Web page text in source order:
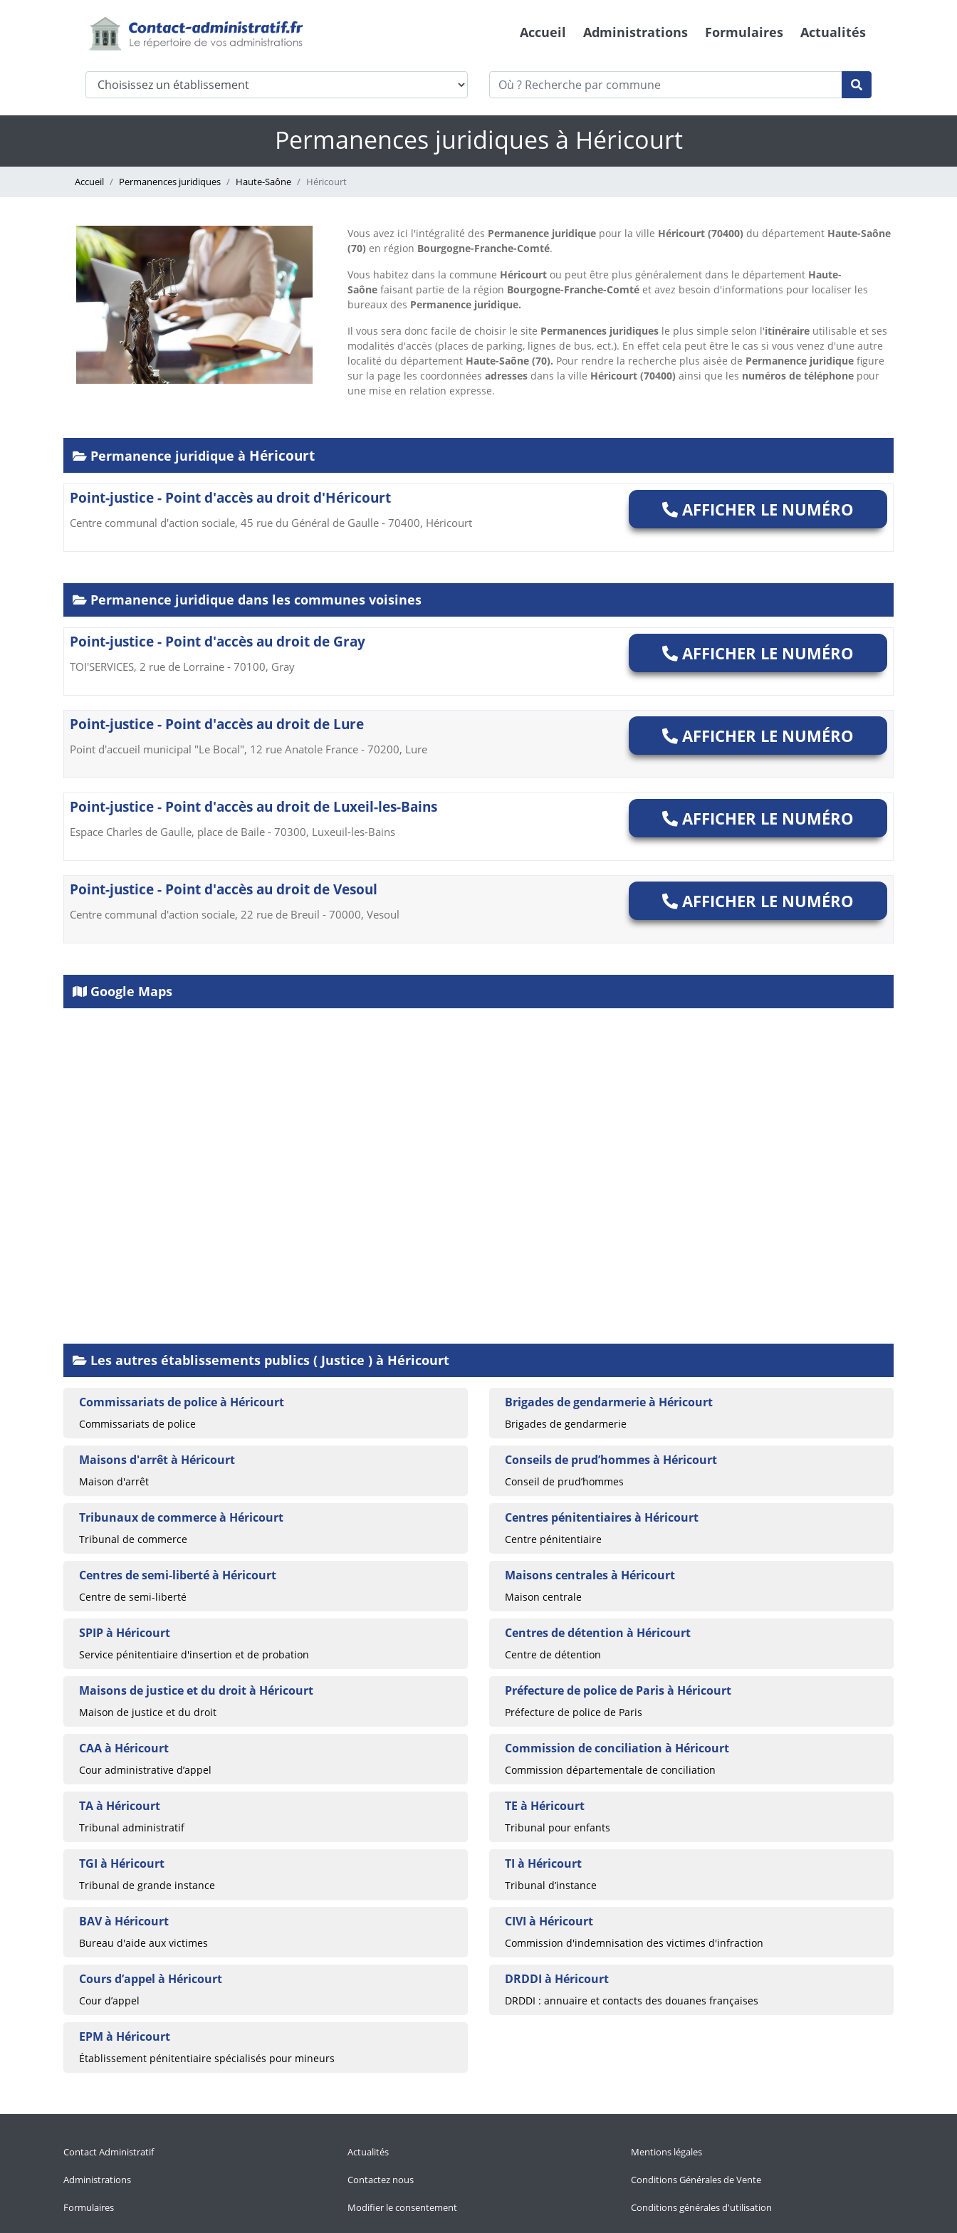
Accueil Administrations Formulaires Actualités
Permanences juridiques à Héricourt
Accueil Permanences juridiques Haute-Saône Héricourt
Vous avez ici l'intégralité des Permanence juridiquepour la ville Héricourt (70400) du départementHaute-Saône
(70) en région Bourgogne-Franche-Comté.
Vous habitez dans la commune Héricourt ou peut être plus généralement dans le département Haute-
Saône faisant partie de la région Bourgogne-Franche-Comté et avez besoin d'informations pour localiser les
bureaux des Permanence juridique.
Il vous sera donc facile de choisir le site Permanences juridiquesle plus simple selon l'itinéraireutilisable et ses
modalités d'accès (places de parking, lignes de bus, ect.). En effet cela peut être le cas si vous venez d'une autre
localité du département Haute-Saône (70). Pour rendre la recherche plus aisée de Permanence juridiquefigure
sur la page les coordonnées adressesdans la ville Héricourt (70400) ainsi que les numéros de téléphonepour
une mise en relation expresse.
Permanence juridique à Héricourt
Point-justice - Point d'accès au droit d'Héricourt
Centre communal d'action sociale, 45 rue du Général de Gaulle - 70400, Héricourt
AFFICHER LE NUMÉRO
Permanence juridique dans les communes voisines
Point-justice - Point d'accès au droit de Gray
TOI'SERVICES, 2 rue de Lorraine - 70100, Gray
AFFICHER LE NUMÉRO
Point-justice - Point d'accès au droit de Lure
Point d'accueil municipal "Le Bocal", 12 rue Anatole France - 70200, Lure
AFFICHER LE NUMÉRO
Point-justice - Point d'accès au droit de Luxeil-les-Bains
Espace Charles de Gaulle, place de Baile - 70300, Luxeuil-les-Bains
AFFICHER LE NUMÉRO
Point-justice - Point d'accès au droit de Vesoul
Centre communal d'action sociale, 22 rue de Breuil - 70000, Vesoul
AFFICHER LE NUMÉRO
Google Maps
Les autres établissements publics ( Justice ) à Héricourt
Commissariats de police à Héricourt
Commissariats de police
Brigades de gendarmerie à Héricourt
Brigades de gendarmerie
Maisons d'arrêt à Héricourt
Maison d'arrêt
Conseils de prud’hommes à Héricourt
Conseil de prud’hommes
Tribunaux de commerce à Héricourt
Tribunal de commerce
Centres pénitentiaires à Héricourt
Centre pénitentiaire
Centres de semi-liberté à Héricourt
Centre de semi-liberté
Maisons centrales à Héricourt
Maison centrale
SPIP à Héricourt
Service pénitentiaire d'insertion et de probation
Centres de détention à Héricourt
Centre de détention
Maisons de justice et du droit à Héricourt
Maison de justice et du droit
Préfecture de police de Paris à Héricourt
Préfecture de police de Paris
CAA à Héricourt
Cour administrative d’appel
Commission de conciliation à Héricourt
Commission départementale de conciliation
TA à Héricourt
Tribunal administratif
TE à Héricourt
Tribunal pour enfants
TGI à Héricourt
Tribunal de grande instance
TI à Héricourt
Tribunal d’instance
BAV à Héricourt
Bureau d'aide aux victimes
CIVI à Héricourt
Commission d'indemnisation des victimes d'infraction
Cours d’appel à Héricourt
Cour d’appel
DRDDI à Héricourt
DRDDI : annuaire et contacts des douanes françaises
EPM à Héricourt
Établissement pénitentiaire spécialisés pour mineurs
Contact Administratif
Administrations
Formulaires
Actualités
Contactez nous
Modifier le consentement
Mentions légales
Conditions Générales de Vente
Conditions générales d'utilisation